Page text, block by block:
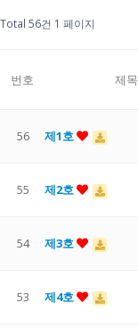
Total 56건 1 페이지
번호 제목
56 제1호
55 제2호
54 제3호
53 제4호